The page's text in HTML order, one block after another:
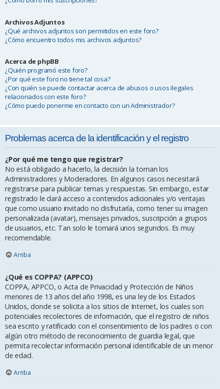
Archivos Adjuntos
¿Qué archivos adjuntos son permitidos en este foro?
¿Cómo encuentro todos mis archivos adjuntos?
Acerca de phpBB
¿Quién programó este foro?
¿Por qué este foro no tiene tal cosa?
¿Con quién se puede contactar acerca de abusos o usos ilegales
relacionados con este foro?
¿Cómo puedo ponerme en contacto con un Administrador?
Problemas acerca de la identificación y el registro
¿Por qué me tengo que registrar?
No está obligado a hacerlo, la decisión la toman los
Administradores y Moderadores. En algunos casos necesitará
registrarse para publicar temas y respuestas. Sin embargo, estar
registrado le dará acceso a contenidos adicionales y/o ventajas
que como usuario invitado no disfrutaría, como tener su imagen
personalizada (avatar), mensajes privados, suscripción a grupos
de usuarios, etc. Tan solo le tomará unos segundos. Es muy
recomendable.
Arriba
¿Qué es COPPA? (APPCO)
COPPA, APPCO, o Acta de Privacidad y Protección de Niños
menores de 13 años del año 1998, es una ley de los Estados
Unidos, donde se solicita a los sitios de Internet, los cuales son
potenciales recolectores de información, que el registro de niños
sea escrito y ratificado con el consentimiento de los padres o con
algún otro método de reconocimiento de guardia legal, que
permita recolectar información personal identificable de un menor
de edad.
Arriba